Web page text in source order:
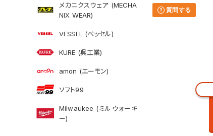
メカニクスウェア (MECHA
NIX WEAR)
VESSEL (ベッセル)
KURE (呉工業)
amon (エーモン)
ソフト99
Milwaukee (ミルウォーキ
ー)
質問する